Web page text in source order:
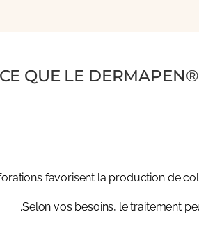
QUE LE DERMAPEN®
favorisent la production de
Selon vos besoins, le traitement